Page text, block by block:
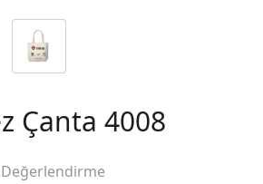
Çanta 4008